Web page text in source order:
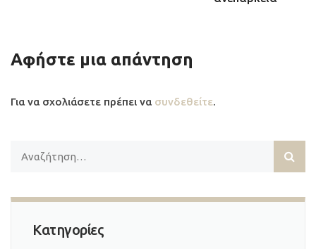
Αφήστε μια απάντηση
Για να σχολιάσετε πρέπει να συνδεθείτε.
Κατηγορίες